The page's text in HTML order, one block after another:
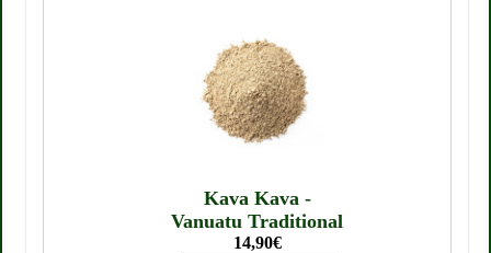
Kava Kava -
Vanuatu Traditional
14,90€